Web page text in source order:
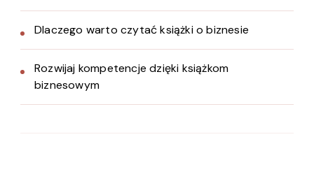
Dlaczego warto czytać książki o biznesie
Rozwijaj kompetencje dzięki książkom
biznesowym